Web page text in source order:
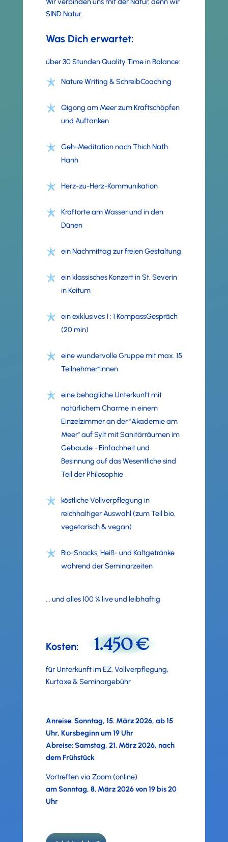
SIND Natur.
Was Dich erwartet:
über 30 Stunden Quality Time in Balance:
Nature Writing & SchreibCoaching
Qigong am Meer zum Kraftschöpfen
und Auftanken
Geh-Meditation nach Thich Nath
Hanh
Herz-zu-Herz-Kommunikation
Kraftorte am Wasser und in den
Dünen
ein Nachmittag zur freien Gestaltung
ein klassisches Konzert in St. Severin
in Keitum
ein exklusives 1 : 1 KompassGespräch
(20 min)
eine wundervolle Gruppe mit max. 15
Teilnehmer*innen
eine behagliche Unterkunft mit
natürlichem Charme in einem
Einzelzimmer an der "Akademie am
Meer" auf Sylt mit Sanitärräumen im
Gebäude - Einfachheit und
Besinnung auf das Wesentliche sind
Teil der Philosophie
köstliche Vollverpflegung in
reichhaltiger Auswahl (zum Teil bio,
vegetarisch & vegan)
Bio-Snacks, Heiß- und Kaltgetränke
während der Seminarzeiten
... und alles 100 % live und leibhaftig
Kosten: 1.450 €
für Unterkunft im EZ, Vollverpflegung,
Kurtaxe & Seminargebühr
Anreise: Sonntag, 15. März 2026, ab 15
Uhr, Kursbeginn um 19 Uhr
Abreise: Samstag, 21. März 2026, nach
dem Frühstück
Vortreffen via Zoom (online)
am Sonntag, 8. März 2026 von 19 bis 20
Uhr